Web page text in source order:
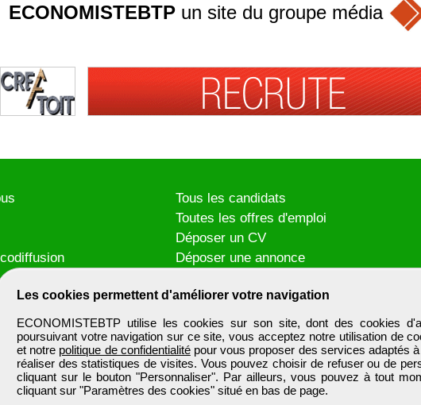
Les cookies permettent d'améliorer votre navigation
ECONOMISTEBTP utilise les cookies sur son site, dont des cookies
poursuivant votre navigation sur ce site, vous acceptez notre utilisation de
et notre politique de confidentialitépour vous proposer des services adaptés
réaliser des statistiques de visites. Vous pouvez choisir de refuser ou de
cliquant sur le bouton "Personnaliser". Par ailleurs, vous pouvez à tout
cliquant sur "Paramètres des cookies" situé en bas de page.
ECONOMISTEBTPun site du groupe média
Tous les candidats
Toutes les offres d'emploi
Déposer un CV
Déposer une annonce